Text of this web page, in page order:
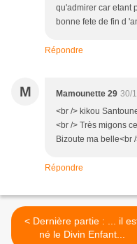
qu'admirer car etant
bonne fete de fin d
Répondre
M Mamounette 29 30/
<br /> kikou
<br /> Très migons
Bizoute ma belle<br
Répondre
< Dernière partie : ... il est
né le Divin Enfant...